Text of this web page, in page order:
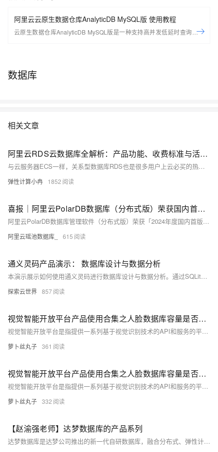
阿里云云原生数据仓库AnalyticDB MySQL版 使用教程
云原生数据仓库AnalyticDB MySQL版是一种支持高并发低延时查询的新
https://www.aliyun.com/product/ApsaraDB/ads
数据库
相关文章
阿里云RDS云数据库全解析：产品功能、收费标准与活动参考
与云服务器ECS一样，关系型数据库RDS也是很多用户上云必买的热门云产品之一，阿里云的云数据库RDS主要包含RDS MySQL、RDS SQL Server、RDS PostgreSQL、RDS MariaDB等几个关系型数据库，并且提供了容灾、备份、恢复、监控、迁移等方面的全套解决方案，帮助您解决数据库运维的烦恼。本文为大家介绍阿里云的云数据库 RDS主要产品及计费方式、收费标准以及活动等相关情况，以供参考。
弹性计算小冉 1852
喜报｜阿里云PolarDB数据库（分布式版）荣获国内首台（套）产品奖项
阿里云PolarDB数据库管理软件（分布式版）荣获「2024年度国内首版次软件」称号，并跻身《2024年度浙江省首台（套）推广应用典型案例》。
阿里云瑶池数据库_ 615
通义灵码产品演示： 数据库设计与数据分析
本演示展示如何使用通义灵码进行数据库设计与数据分析。通过SQLite构建电商订单表，利用AI生成表结构、插入样本数据，并完成多维度数据分析及可视化图表展示，体现AI在数据库操作中的高效能力。
探索云世界 857
视觉智能开放平台产品使用合集之人脸数据库容量是否支持扩容
视觉智能开放平台是指提供一系列基于视觉识别技术的API和服务的平台，这些服务通常包括图像识别、人脸识别、物体检测、文字识别、场景理解等。企业或开发者可以通过调用这些API，快速将视觉智能功能集成到自己的应用或服务中，而无需从零开始研发相关算法和技术。以下是一些常见的视觉智能开放平台产品及其应用场景的概览。
萝卜丝丸子 361
视觉智能开放平台产品使用合集之人脸数据库容量是否支持扩容
视觉智能开放平台是指提供一系列基于视觉识别技术的API和服务的平台，这些服务通常包括图像识别、人脸识别、物体检测、文字识别、场景理解等。企业或开发者可以通过调用这些API，快速将视觉智能功能集成到自己的应用或服务中，而无需从零开始研发相关算法和技术。以下是一些常见的视觉智能开放平台产品及其应用场景的概览。
萝卜丝丸子 332
【赵渝强老师】达梦数据库的产品系列
达梦数据库是达梦公司推出的新一代自研数据库，融合分布式、弹性计算与云计算优势，支持超大规模并发事务处理和HTAP混合业务。产品体系包括DM8、DMDSC、DM DataWatch、DMMPP和DMRWC，分别适用于通用关系型数据库、共享存储集群、数据守护集群、大规模数据分析及读写分离场景，满足不同需求并保障高可用性和安全性。